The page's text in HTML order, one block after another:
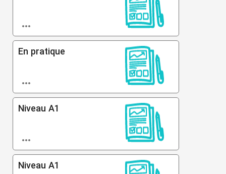

En pratique

Niveau A1

Niveau A1